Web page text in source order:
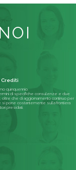
quinquennio.
di specifiche consulenze e due
oltre che di aggiornamento continuo per
pone costantemente sulla frontiera
presidiati.
Crediti